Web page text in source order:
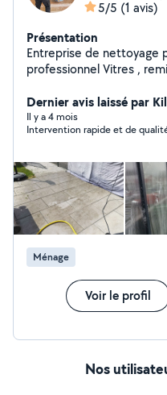
5/5 (1 avis)
Présentation
Entreprise de nettoyage
professionnel Vitres , remise en état, monument
Dernier avis laissé par
Il y a 4 mois
Intervention rapide et de
Ménage
Voir le profil
Nos